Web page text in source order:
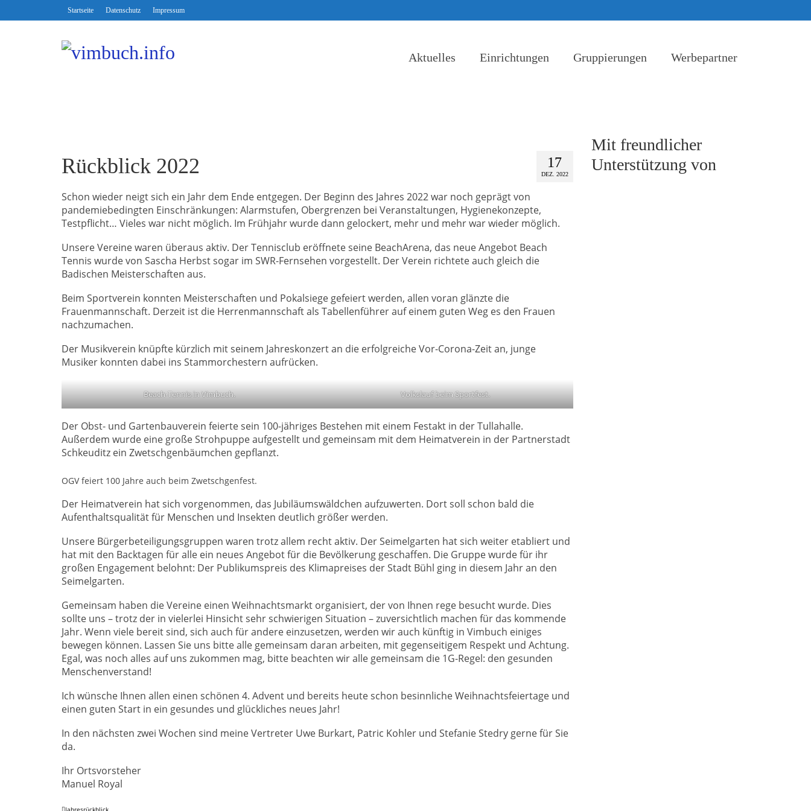
Startseite Datenschutz Impressum
Aktuelles Einrichtungen Gruppierungen Werbepartner
17
DEZ. 2022
Rückblick 2022
Schon wieder neigt sich ein Jahr dem Ende entgegen. Der Beginn des Jahres 2022 war noch geprägt von
pandemiebedingten Einschränkungen: Alarmstufen, Obergrenzen bei Veranstaltungen, Hygienekonzepte,
Testpflicht… Vieles war nicht möglich. Im Frühjahr wurde dann gelockert, mehr und mehr war wieder möglich.
Unsere Vereine waren überaus aktiv. Der Tennisclub eröffnete seine BeachArena, das neue Angebot Beach
Tennis wurde von Sascha Herbst sogar im SWR-Fernsehen vorgestellt. Der Verein richtete auch gleich die
Badischen Meisterschaften aus.
Beim Sportverein konnten Meisterschaften und Pokalsiege gefeiert werden, allen voran glänzte die
Frauenmannschaft. Derzeit ist die Herrenmannschaft als Tabellenführer auf einem guten Weg es den Frauen
nachzumachen.
Der Musikverein knüpfte kürzlich mit seinem Jahreskonzert an die erfolgreiche Vor-Corona-Zeit an, junge
Musiker konnten dabei ins Stammorchestern aufrücken.
Beach-Tennis in Vimbuch. Volkslauf beim Sportfest.
Der Obst- und Gartenbauverein feierte sein 100-jähriges Bestehen mit einem Festakt in der Tullahalle.
Außerdem wurde eine große Strohpuppe aufgestellt und gemeinsam mit dem Heimatverein in der Partnerstadt
Schkeuditz ein Zwetschgenbäumchen gepflanzt.
OGV feiert 100 Jahre auch beim Zwetschgenfest.
Der Heimatverein hat sich vorgenommen, das Jubiläumswäldchen aufzuwerten. Dort soll schon bald die
Aufenthaltsqualität für Menschen und Insekten deutlich größer werden.
Unsere Bürgerbeteiligungsgruppen waren trotz allem recht aktiv. Der Seimelgarten hat sich weiter etabliert und
hat mit den Backtagen für alle ein neues Angebot für die Bevölkerung geschaffen. Die Gruppe wurde für ihr
großen Engagement belohnt: Der Publikumspreis des Klimapreises der Stadt Bühl ging in diesem Jahr an den
Seimelgarten.
Gemeinsam haben die Vereine einen Weihnachtsmarkt organisiert, der von Ihnen rege besucht wurde. Dies
sollte uns – trotz der in vielerlei Hinsicht sehr schwierigen Situation – zuversichtlich machen für das kommende
Jahr. Wenn viele bereit sind, sich auch für andere einzusetzen, werden wir auch künftig in Vimbuch einiges
bewegen können. Lassen Sie uns bitte alle gemeinsam daran arbeiten, mit gegenseitigem Respekt und Achtung.
Egal, was noch alles auf uns zukommen mag, bitte beachten wir alle gemeinsam die 1G-Regel: den gesunden
Menschenverstand!
Ich wünsche Ihnen allen einen schönen 4. Advent und bereits heute schon besinnliche Weihnachtsfeiertage und
einen guten Start in ein gesundes und glückliches neues Jahr!
In den nächsten zwei Wochen sind meine Vertreter Uwe Burkart, Patric Kohler und Stefanie Stedry gerne für Sie
da.
Ihr Ortsvorsteher
Manuel Royal
Jahresrückblick
Mit freundlicher
Unterstützung von